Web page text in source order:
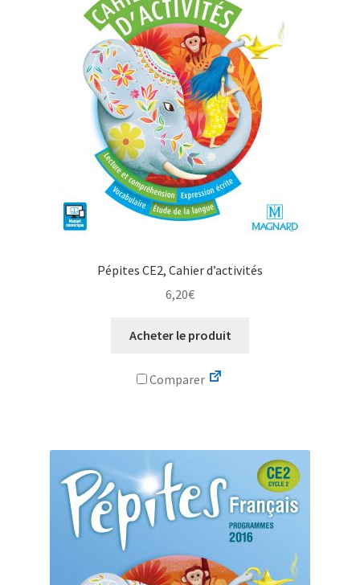
Pépites CE2, Cahier d’activités
6,20€
Acheter le produit
Comparer